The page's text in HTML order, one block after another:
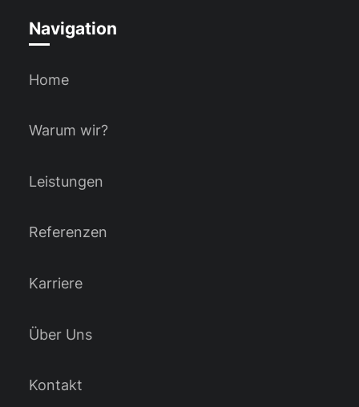
Navigation
Home
Warum wir?
Leistungen
Referenzen
Karriere
Über Uns
Kontakt